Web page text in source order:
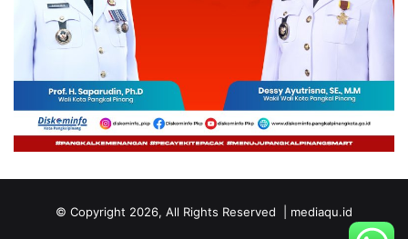
© Copyright 2026, All Rights Reserved | mediaqu.id